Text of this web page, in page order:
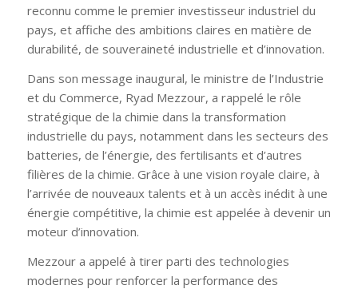
reconnu comme le premier investisseur industriel du
pays, et affiche des ambitions claires en matière de
durabilité, de souveraineté industrielle et d’innovation.
Dans son message inaugural, le ministre de l’Industrie
et du Commerce, Ryad Mezzour, a rappelé le rôle
stratégique de la chimie dans la transformation
industrielle du pays, notamment dans les secteurs des
batteries, de l’énergie, des fertilisants et d’autres
filières de la chimie. Grâce à une vision royale claire, à
l’arrivée de nouveaux talents et à un accès inédit à une
énergie compétitive, la chimie est appelée à devenir un
moteur d’innovation.
Mezzour a appelé à tirer parti des technologies
modernes pour renforcer la performance des